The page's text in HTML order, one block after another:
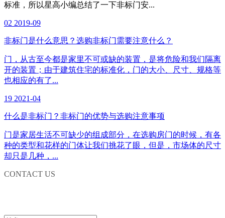
标准，所以星高小编总结了一下非标门安...
02 2019-09
非标门是什么意思？选购非标门需要注意什么？
门，从古至今都是家里不可或缺的装置，是将危险和我们隔离
开的装置；由于建筑住宅的标准化，门的大小、尺寸、规格等
也相应的有了...
19 2021-04
什么是非标门？非标门的优势与选购注意事项
门是家居生活不可缺少的组成部分，在选购房门的时候，有各
种的类型和花样的门体让我们挑花了眼，但是，市场体的尺寸
却只是几种，...
CONTACT US